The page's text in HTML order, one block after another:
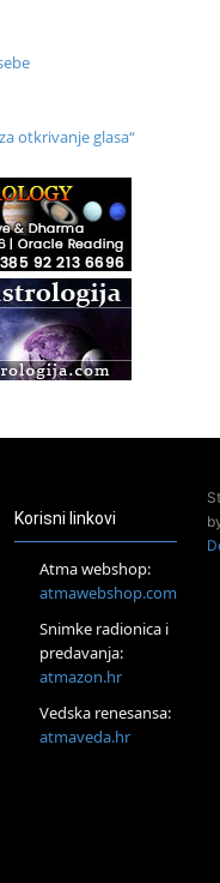
otkrivanje glasa“
Online – otvoreno za
i Online
i Akaša zapisa
sistemskih
tijelo, duh i um
zajedništva
Korisni linkovi
Atma webshop:
atmawebshop.com
Snimke radionica i
predavanja:
atmazon.hr
Vedska renesansa:
atmaveda.hr